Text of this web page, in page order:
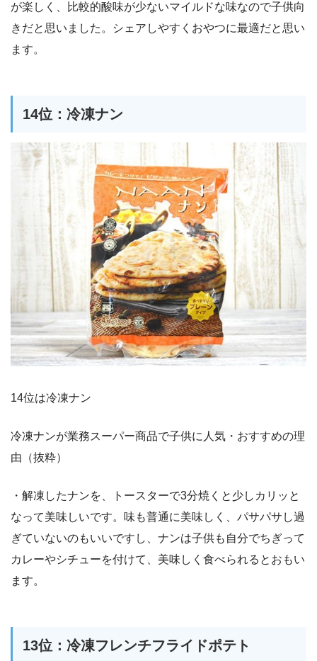
が楽しく、比較的酸味が少ないマイルドな味なので子供向
きだと思いました。シェアしやすくおやつに最適だと思い
ます。
14位：冷凍ナン
14位は冷凍ナン
冷凍ナンが業務スーパー商品で子供に人気・おすすめの理
由（抜粋）
・解凍したナンを、トースターで3分焼くと少しカリッと
なって美味しいです。味も普通に美味しく、パサパサし過
ぎていないのもいいですし、ナンは子供も自分でちぎって
カレーやシチューを付けて、美味しく食べられるとおもい
ます。
13位：冷凍フレンチフライドポテト